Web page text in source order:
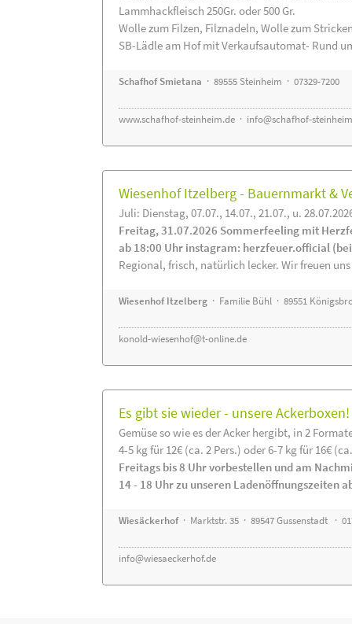
Lammhackfleisch 250Gr. oder 500 Gr.
Wolle zum Filzen, Filznadeln, Wolle zum
SB-Lädle am Hof mit Verkaufsautomat- Rund
Schafhof Smietana · 89555 Steinheim · 07329-7200
www.schafhof-steinheim.de · info@schafhof-
Wiesenhof Itzelberg - Bauernmarkt &
Juli: Dienstag, 07.07., 14.07., 21.07., u.
Freitag, 31.07.2026 Sommerfeeling mit
ab 18:00 Uhr instagram: herzfeuer.official
Regional, frisch, natürlich lecker. Wir freuen
Wiesenhof Itzelberg · Familie Bühl · 89551
konold-wiesenhof@t-online.de
Es gibt sie wieder - unsere Ackerboxen!
Gemüse so wie es der Acker hergibt, in 2
4-5 kg für 12€ (ca. 2 Pers.) oder 6-7 kg für 16€
Freitags bis 8 Uhr vorbestellen und am
14 - 18 Uhr zu unseren Ladenöffnungszeiten
Wiesäckerhof· Marktstr. 35 · 89547 Gussenstadt ·
info@wiesaeckerhof.de